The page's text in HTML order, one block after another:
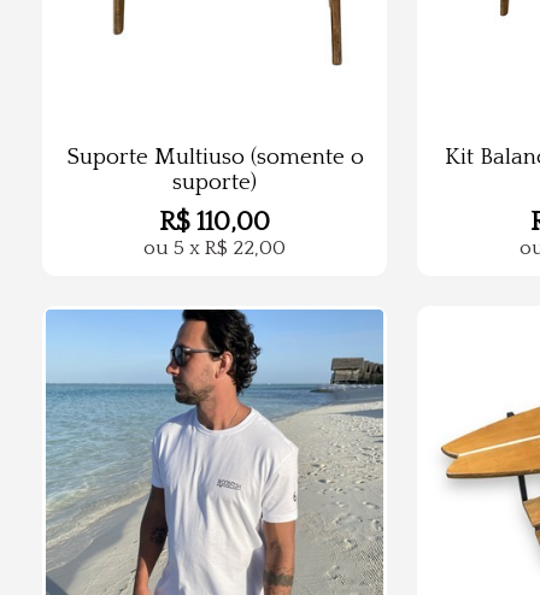
Suporte Multiuso (somente o
suporte)
R$ 110,00
ou 5 x R$ 22,00
Kit